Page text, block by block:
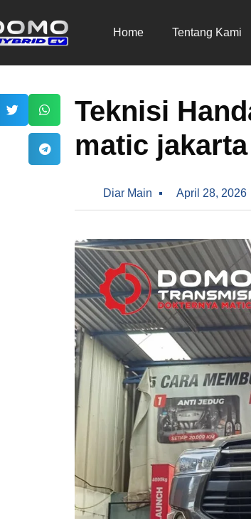
Home Tentang Kami
Teknisi
matic
Diar Main April 28, 2026